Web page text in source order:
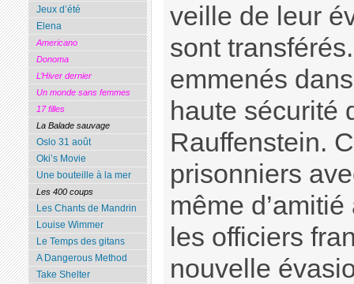
veille de leur
sont
emmenés
haute sécurité
Rauffenstein.
prisonniers
même
les officiers
nouvelle
Jeux d’été
Elena
Americano
Donoma
L’Hiver dernier
Un monde sans femmes
17 filles
La Balade sauvage
Oslo 31 août
Oki’s Movie
Une bouteille à la mer
Les 400 coups
Les Chants de Mandrin
Louise Wimmer
Le Temps des gitans
A Dangerous Method
Take Shelter